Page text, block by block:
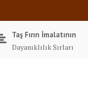
Taş Fırın İmalatının
Dayanıklılık Sırları